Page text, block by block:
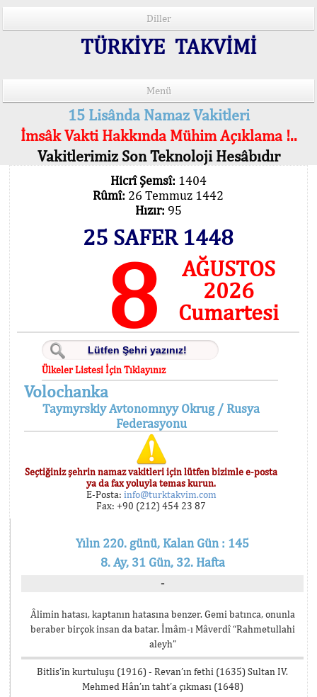
Diller
TÜRKİYE TAKVİMİ
Menü
15 Lisânda Namaz Vakitleri
İmsâk Vakti Hakkında Mühim Açıklama !..
Vakitlerimiz Son Teknoloji Hesâbıdır
Hicrî Şemsî: 1404
Rûmî: 26 Temmuz 1442
Hızır: 95
25 SAFER 1448
8
AĞUSTOS
2026
Cumartesi
Ülkeler Listesi İçin Tıklayınız
Volochanka
Taymyrskiy Avtonomnyy Okrug / Rusya
Federasyonu
Seçtiğiniz şehrin namaz vakitleri için lütfen bizimle e-posta
ya da fax yoluyla temas kurun.
E-Posta: info@turktakvim.com
Fax: +90 (212) 454 23 87
Yılın 220. günü, Kalan Gün : 145
8. Ay, 31 Gün, 32. Hafta
-
Âlimin hatası, kaptanın hatasına benzer. Gemi batınca, onunla
beraber birçok insan da batar. İmâm-ı Mâverdî “Rahmetullahi
aleyh”
Bitlis’in kurtuluşu (1916) - Revan’ın fethi (1635) Sultan IV.
Mehmed Hân’ın taht’a çıkması (1648)